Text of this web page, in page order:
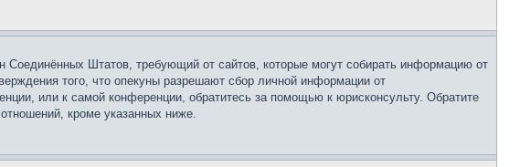
Соединённых Штатов, требующий от сайтов, которые могут собирать информацию от
того, что опекуны разрешают сбор личной информации от
или к самой конференции, обратитесь за помощью к юрисконсульту. Обратите
кроме указанных ниже.